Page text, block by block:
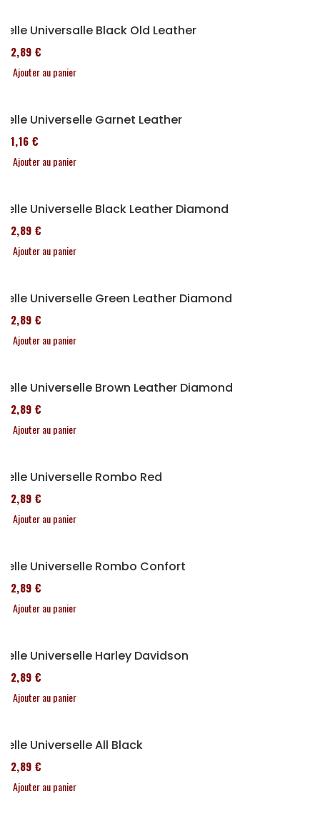
Selle Universalle Black Old Leather
152,89 €
Ajouter au panier
Selle Universelle Garnet Leather
161,16 €
Ajouter au panier
Selle Universelle Black Leather Diamond
152,89 €
Ajouter au panier
Selle Universelle Green Leather Diamond
152,89 €
Ajouter au panier
Selle Universelle Brown Leather Diamond
152,89 €
Ajouter au panier
Selle Universelle Rombo Red
152,89 €
Ajouter au panier
Selle Universelle Rombo Confort
152,89 €
Ajouter au panier
Selle Universelle Harley Davidson
152,89 €
Ajouter au panier
Selle Universelle All Black
152,89 €
Ajouter au panier